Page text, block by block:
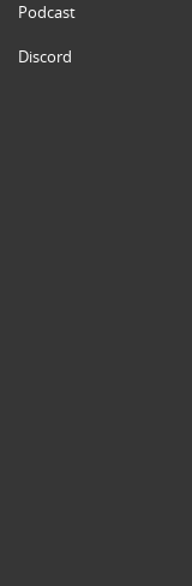
Podcast
Discord